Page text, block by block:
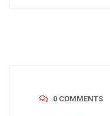
0 COMMENTS